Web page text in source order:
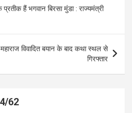
m
k
हैं भगवान बिरसा मुंडा : राज्यमंत्री
विवादित बयान के बाद कथा स्थल से
गिरफ्तार
62